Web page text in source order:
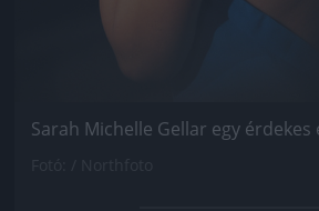
Sarah Michelle Gellar egy érdekes